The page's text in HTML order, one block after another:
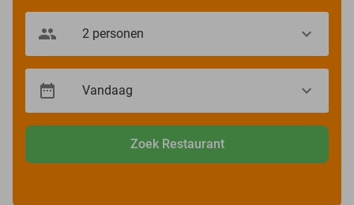
Zoek Restaurant